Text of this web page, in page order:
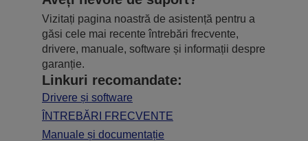
Vizitați pagina noastră de asistență pentru a
găsi cele mai recente întrebări frecvente,
drivere, manuale, software și informații despre
garanție.
Linkuri recomandate:
Drivere și software
ÎNTREBĂRI FRECVENTE
Manuale și documentație